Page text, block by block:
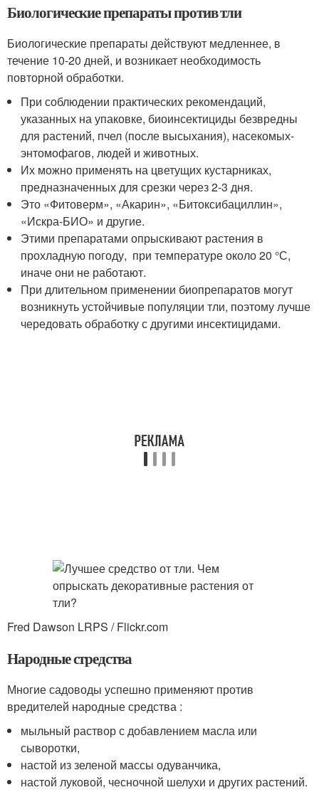
Биологические препараты против тли
Биологические препараты действуют медленнее, в
течение 10-20 дней, и возникает необходимость
повторной обработки.
При соблюдении практических рекомендаций,
указанных на упаковке, биоинсектициды безвредны
для растений, пчел (после высыхания), насекомых-
энтомофагов, людей и животных.
Их можно применять на цветущих кустарниках,
предназначенных для срезки через 2-3 дня.
Это «Фитоверм», «Акарин», «Битоксибациллин»,
«Искра-БИО» и другие.
Этими препаратами опрыскивают растения в
прохладную погоду, при температуре около 20 °С,
иначе они не работают.
При длительном применении биопрепаратов могут
возникнуть устойчивые популяции тли, поэтому лучше
чередовать обработку с другими инсектицидами.
Fred Dawson LRPS / Flickr.com
Народные стредства
Многие садоводы успешно применяют против
вредителей народные средства :
мыльный раствор с добавлением масла или
сыворотки,
настой из зеленой массы одуванчика,
настой луковой, чесночной шелухи и других растений.